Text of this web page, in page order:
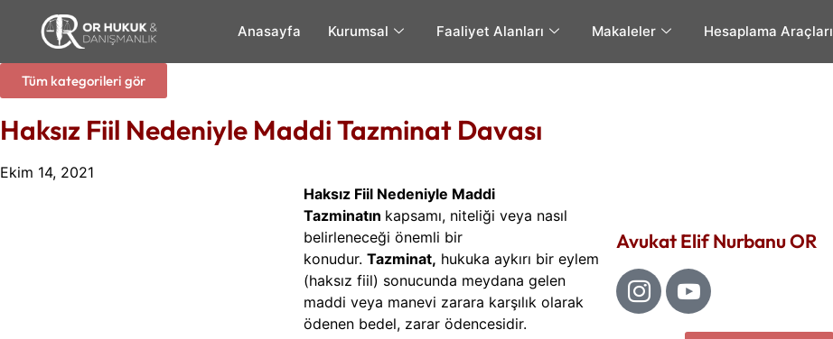
Anasayfa Kurumsal Faaliyet Alanları Makaleler Hesaplama Araçları
Tüm kategorileri gör
Haksız Fiil Nedeniyle Maddi Tazminat Davası
Ekim 14, 2021
Haksız Fiil Nedeniyle Maddi
Tazminatın kapsamı, niteliği veya nasıl
belirleneceği önemli bir
konudur. Tazminat, hukuka aykırı bir eylem
(haksız fiil) sonucunda meydana gelen
maddi veya manevi zarara karşılık olarak
ödenen bedel, zarar ödencesidir.
Avukat Elif Nurbanu OR